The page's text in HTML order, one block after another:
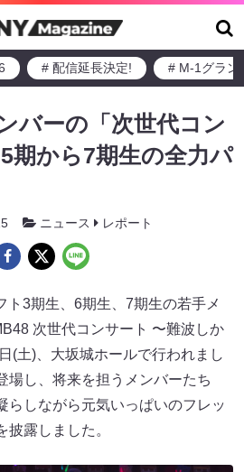
# 配信延長決定! # M-1グラン
バーの「次世代コン
期から7期生の全力パ
ニュース レポート
ト3期生、6期生、7期生の若手メ
次世代コンサート 〜難波しか
(土)、大坂城ホールで行われまし
場し、将来を担うメンバーたち
らしながら元気いっぱいのフレッ
披露しました。